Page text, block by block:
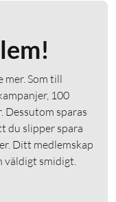
mer. Som till
100
Dessutom sparas
du slipper spara
Ditt medlemskap
smidigt.